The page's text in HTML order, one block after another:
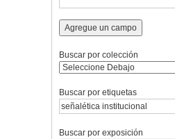
Agregue un campo
Buscar por colección
Buscar por etiquetas
Buscar por exposición